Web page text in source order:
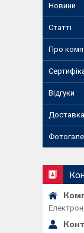
Новини
Статті
Про
Відгуки